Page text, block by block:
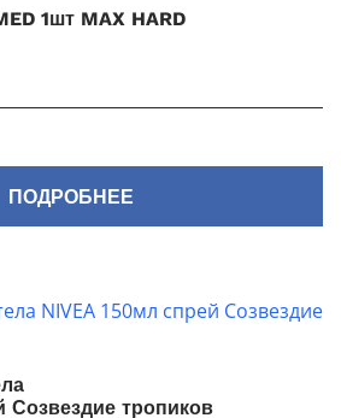
1шт MAX HARD
ПОДРОБНЕЕ
Созвездие тропиков